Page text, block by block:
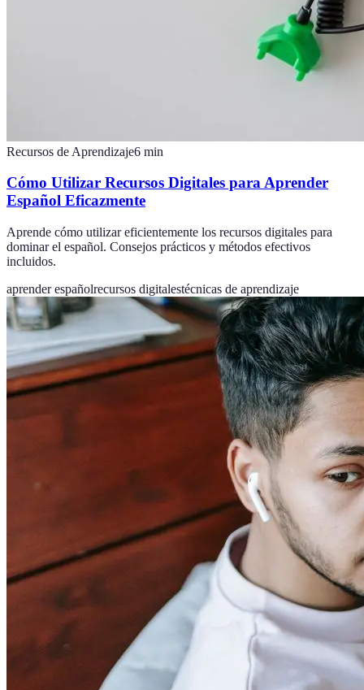
Recursos de Aprendizaje6 min
Cómo Utilizar Recursos Digitales para Aprender
Español Eficazmente
Aprende cómo utilizar eficientemente los recursos digitales para
dominar el español. Consejos prácticos y métodos efectivos
incluidos.
aprender españolrecursos digitalestécnicas de aprendizaje